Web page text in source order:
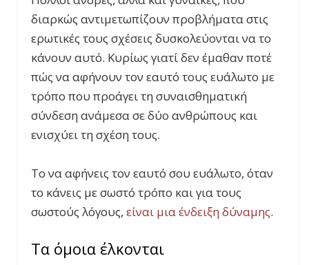
διαρκώς αντιμετωπίζουν προβλήματα στις
ερωτικές τους σχέσεις δυσκολεύονται να το
κάνουν αυτό. Κυρίως γιατί δεν έμαθαν ποτέ
πώς να αφήνουν τον εαυτό τους ευάλωτο με
τρόπο που προάγει τη συναισθηματική
σύνδεση ανάμεσα σε δύο ανθρώπους και
ενισχύει τη σχέση τους.
Το να αφήνεις τον εαυτό σου ευάλωτο, όταν
το κάνεις με σωστό τρόπο και για τους
σωστούς λόγους, είναι μια ένδειξη δύναμης.
Τα όμοια έλκονται